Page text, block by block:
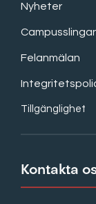
Nyheter
Felanmälan
Tillgänglighet
Kontakta